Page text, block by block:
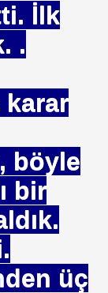
İlk
.
karar
böyle
bir
üç